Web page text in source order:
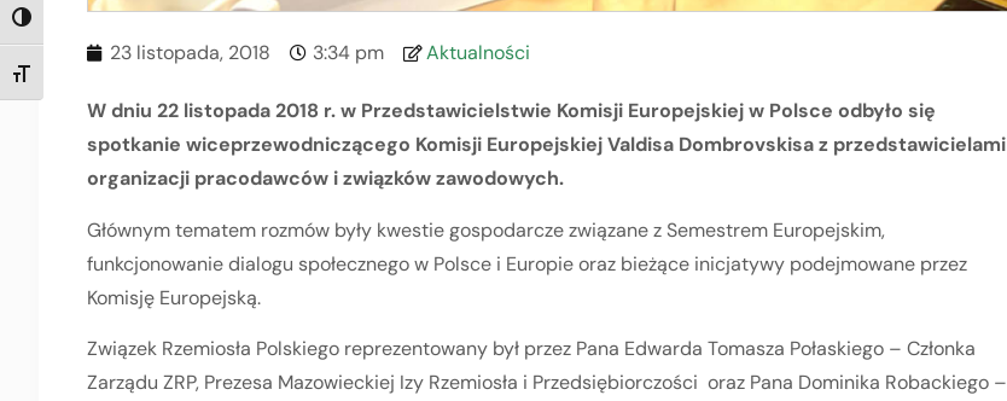
TOGGLE HIGH CONTRAST
TOGGLE FONT SIZE
23 listopada, 2018 3:34 pm Aktualności
W dniu 22 listopada 2018 r. w Przedstawicielstwie Komisji Europejskiej w Polsce odbyło się
spotkanie wiceprzewodniczącego Komisji Europejskiej Valdisa Dombrovskisa z przedstawicielami
organizacji pracodawców i związków zawodowych.
Głównym tematem rozmów były kwestie gospodarcze związane z Semestrem Europejskim,
funkcjonowanie dialogu społecznego w Polsce i Europie oraz bieżące inicjatywy podejmowane przez
Komisję Europejską.
Związek Rzemiosła Polskiego reprezentowany był przez Pana Edwarda Tomasza Połaskiego – Członka
Zarządu ZRP, Prezesa Mazowieckiej Izy Rzemiosła i Przedsiębiorczości oraz Pana Dominika Robackiego –